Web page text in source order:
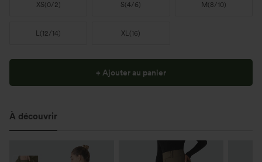
XS(0/2) S(4/6) M (8/10)
L(12/14) XL(16)
+ Ajouter au panier
À découvrir